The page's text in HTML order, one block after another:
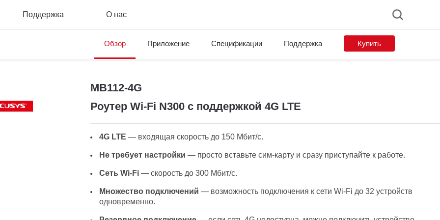
Поддержка О нас
Обзор Приложение Спецификации Поддержка Купить
MB112-4G
Роутер Wi-Fi N300 с поддержкой 4G LTE
4G LTE — входящая скорость до 150 Мбит/с.
Не требует настройки — просто вставьте сим‑карту и сразу приступайте к работе.
Сеть Wi-Fi— скорость до 300 Мбит/с.
Множество подключений — возможность подключения к сети Wi‑Fi до 32 устройств
одновременно.